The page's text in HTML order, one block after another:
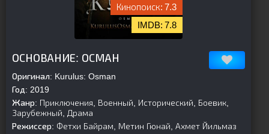
7.3
7.8
ОСНОВАНИЕ: ОСМАН
Оригинал: Kurulus: Osman
Год: 2019
Жанр: Приключения, Военный, Исторический, Боевик,
Зарубежный, Драма
Режиссер: Фетхи Байрам, Метин Гюнай, Ахмет Йильмаз